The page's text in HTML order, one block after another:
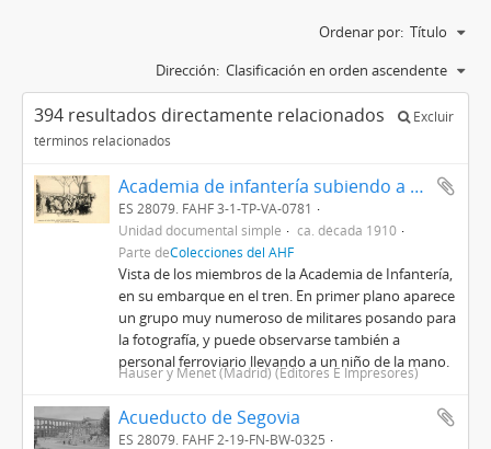
Ordenar por: Título
Dirección: Clasificación en orden ascendente
394 resultados directamente relacionados
Excluir
términos relacionados
Academia de infantería subiendo a una composición detenida en la estación de El Escorial
ES 28079. FAHF 3-1-TP-VA-0781
Unidad documental simple
ca. década 1910
Parte deColecciones del AHF
Vista de los miembros de la Academia de Infantería,
en su embarque en el tren. En primer plano aparece
un grupo muy numeroso de militares posando para
la fotografía, y puede observarse también a
personal ferroviario llevando a un niño de la mano.
Hauser y Menet (Madrid) (Editores E Impresores)
Acueducto de Segovia
ES 28079. FAHF 2-19-FN-BW-0325